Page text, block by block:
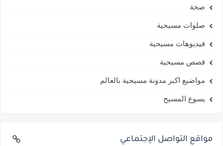
صحة
صلوات مسيحية
فيديوهات مسيحية
قصص مسيحية
مواضيع اكبر مدونة مسيحية بالعالم
يسوع المسيح
مواقع التواصل الإجتماعي